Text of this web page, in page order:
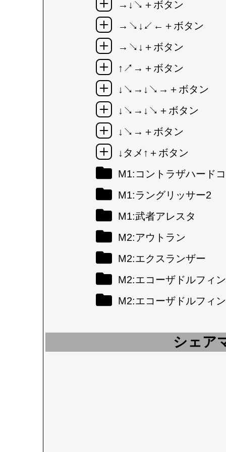
→↓↘＋ボタン
→↘↓↙←＋ボタン
→↘↓＋ボタン
↑↗→＋ボタン
↓↘→↓↘→＋ボタン
↓↘→↓↘＋ボタン
↓↘→＋ボタン
↓タメ↑＋ボタン
M1:コントラザハード
M1:ラングリッサー2
M1:武者アレスタ
M2:アウトラン
M2:エクスランザー
M2:エコーザドルフィン
M2:エコーザドルフィ
シェア